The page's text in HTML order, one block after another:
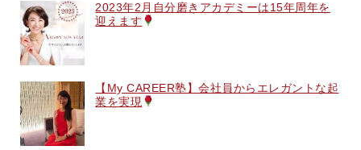
2023年2月自分磨きアカデミーは15年周年を
迎えます
【My CAREER塾】会社員からエレガントな起
業を実現